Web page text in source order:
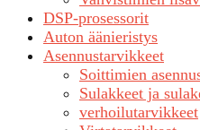
DSP-prosessorit
Auton äänieristys
Asennustarvikkeet
Soittimien
Sulakkeet ja
verhoilutarvikkeet